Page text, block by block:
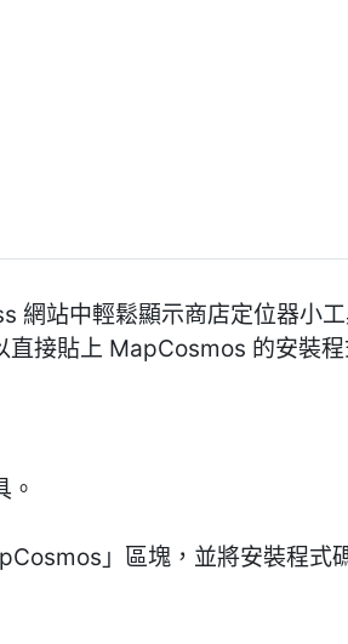
網站中輕鬆顯示商店定位器小
接貼上 MapCosmos 的安裝程
。
」區塊，並將安裝程式